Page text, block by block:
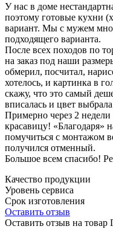
У нас в доме
поэтому готовые кухни
вариант. Мы с мужем
подходящего варианта.
После всех походов по
на заказ под наши
обмерил, посчитал,
хотелось, и картинка в
скажу, что это самый
вписалась и цвет
Примерно через 2
красавицу!
помучиться с монтажом
получился отменный.
Большое всем спасибо!
Качество продукции
Уровень сервиса
Срок изготовления
Оставить отзыв
Оставить отзыв на товар